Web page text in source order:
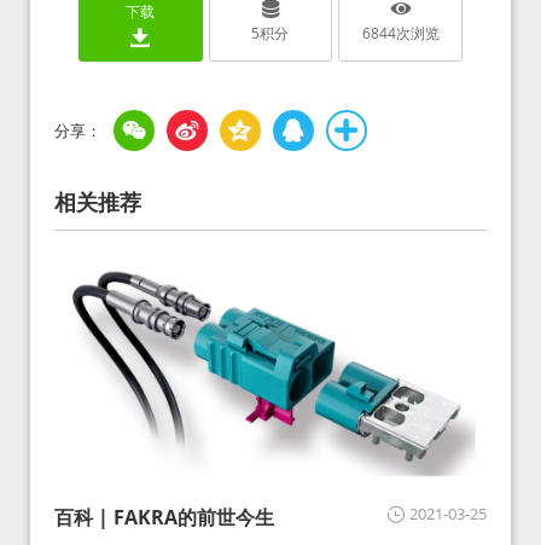
下载
5积分 6844次浏览
相关推荐
2021-03-25
百科 | FAKRA的前世今生